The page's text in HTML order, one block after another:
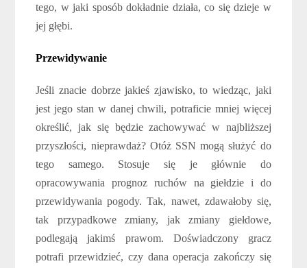
tego, w jaki sposób dokładnie działa, co się dzieje w
jej głębi.
Przewidywanie
Jeśli znacie dobrze jakieś zjawisko, to wiedząc, jaki
jest jego stan w danej chwili, potraficie mniej więcej
określić, jak się będzie zachowywać w najbliższej
przyszłości, nieprawdaż? Otóż SSN mogą służyć do
tego samego. Stosuje się je głównie do
opracowywania prognoz ruchów na giełdzie i do
przewidywania pogody. Tak, nawet, zdawałoby się,
tak przypadkowe zmiany, jak zmiany giełdowe,
podlegają jakimś prawom. Doświadczony gracz
potrafi przewidzieć, czy dana operacja zakończy się